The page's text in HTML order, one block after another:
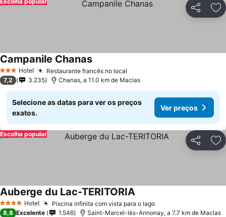
Partilhar
3 EstrelasHotel Restaurante francês no local
Campanile Chanas
7,2 3.235 Chanas, a 11.0 km de Maclas
Selecione as datas para ver os preços
exatos.
Ver preços
Partilhar
Escolha popular
4 EstrelasHotel Piscina infinita com vista para o lago
Auberge du Lac-TERITORIA
8,8 Excelente 1.546 Saint-Marcel-lès-Annonay, a 7.7 km de Maclas